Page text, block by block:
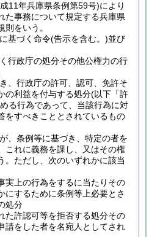
11年兵庫県条例第59号)により
た事務について規定する兵庫県
をいう。
基づく命令(告示を含む。)並び
行政庁の処分その他公権力の行
、行政庁の許可、認可、免許そ
の利益を付与する処分(以下「許
る行為であって、当該行為に対
をすべきこととされているもの
、条例等に基づき、特定の者を
これに義務を課し、又はその権
ただし、次のいずれかに該当
実上の行為をするに当たりその
にするために条例等上必要とさ
処分
た許認可等を拒否する処分その
請をした者を名宛人としてされ